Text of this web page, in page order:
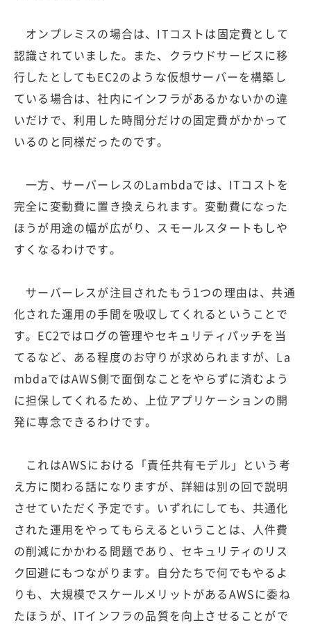
オンプレミスの場合は、ITコストは固定費として
認識されていました。また、クラウドサービスに移
行したとしてもEC2のような仮想サーバーを構築し
ている場合は、社内にインフラがあるかないかの違
いだけで、利用した時間分だけの固定費がかかって
いるのと同様だったのです。
一方、サーバーレスのLambdaでは、ITコストを
完全に変動費に置き換えられます。変動費になった
ほうが用途の幅が広がり、スモールスタートもしや
すくなるわけです。
サーバーレスが注目されたもう1つの理由は、共通
化された運用の手間を吸収してくれるということで
す。EC2ではログの管理やセキュリティパッチを当
てるなど、ある程度のお守りが求められますが、La
mbdaではAWS側で面倒なことをやらずに済むよう
に担保してくれるため、上位アプリケーションの開
発に専念できるわけです。
これはAWSにおける「責任共有モデル」という考
え方に関わる話になりますが、詳細は別の回で説明
させていただく予定です。いずれにしても、共通化
された運用をやってもらえるということは、人件費
の削減にかかわる問題であり、セキュリティのリス
ク回避にもつながります。自分たちで何でもやるよ
りも、大規模でスケールメリットがあるAWSに委ね
たほうが、ITインフラの品質を向上させることがで